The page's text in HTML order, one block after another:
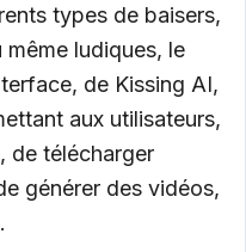
types de baisers,
ludiques, le
de Kissing AI,
aux utilisateurs,
de télécharger
générer des vidéos,